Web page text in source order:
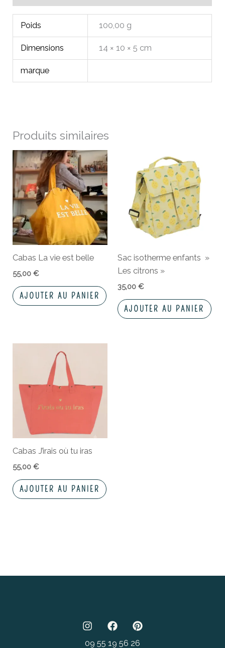
Poids 100,00 g
Dimensions 14 × 10 × 5 cm
marque
Produits similaires
Cabas La vie est belle
55,00€
AJOUTER AU PANIER
Sac isotherme enfants »
Les citrons »
35,00 €
AJOUTER AU PANIER
Cabas J’irais où tu iras
55,00€
AJOUTER AU PANIER
09 55 19 56 26